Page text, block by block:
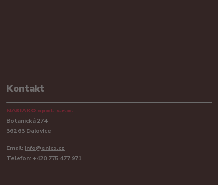
Kontakt
NASIAKO spol. s.r.o.
Botanická 274
362 63 Dalovice
Email: info@enico.cz
Telefon: +420 775 477 971